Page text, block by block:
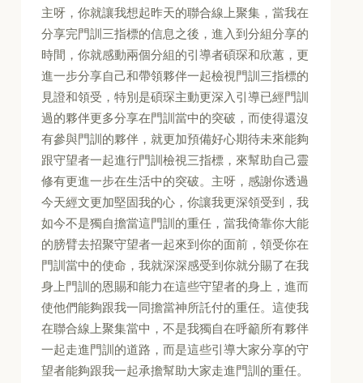
主呀，你就讓我想起昨天的聯合線上聚集，當我在
分享完門訓三指標的信息之後，進入到分組分享的
時間，你就感動兩個分組的引導者碩琛和欣蕙，更
進一步分享自己和帶領夥伴一起檢視門訓三指標的
見證和領受，特別是碩琛主動更深入引導已經門訓
過的夥伴更多分享在門訓當中的突破，而使得還沒
有參與門訓的夥伴，就更加預備好心期待未來能夠
跟守望者一起進行門訓檢視三指標，來幫助自己靈
修有更進一步在生活中的突破。主呀，感謝你透過
今天經文更加堅固我的心，你讓我更深領受到，我
如今不是獨自擔當這門訓的重任，當我倚靠你大能
的膀臂去招聚守望者一起來到你的面前，領受你在
門訓當中的使命，我就深深感受到你就分賜了在我
身上門訓的恩賜和能力在這些守望者的身上，進而
使他們能夠跟我一同擔當神所託付的重任。這使我
在聯合線上聚集當中，不是我獨自在呼籲所有夥伴
一起走進門訓的道路，而是這些引導大家分享的守
望者能夠跟我一起承擔幫助大家走進門訓的重任。